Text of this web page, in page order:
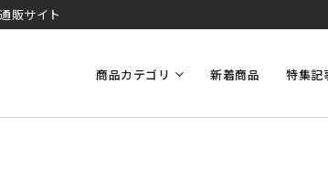
販サイト
商品カテゴリ 新着商品 特集記